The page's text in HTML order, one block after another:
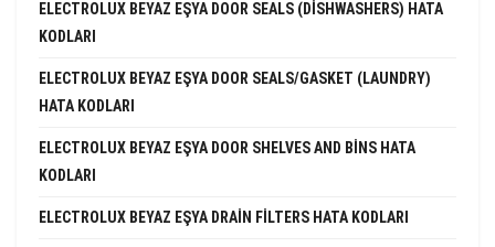
ELECTROLUX BEYAZ EŞYA DOOR SEALS (DISHWASHERS) HATA
KODLARI
ELECTROLUX BEYAZ EŞYA DOOR SEALS/GASKET (LAUNDRY)
HATA KODLARI
ELECTROLUX BEYAZ EŞYA DOOR SHELVES AND BINS HATA
KODLARI
ELECTROLUX BEYAZ EŞYA DRAIN FILTERS HATA KODLARI